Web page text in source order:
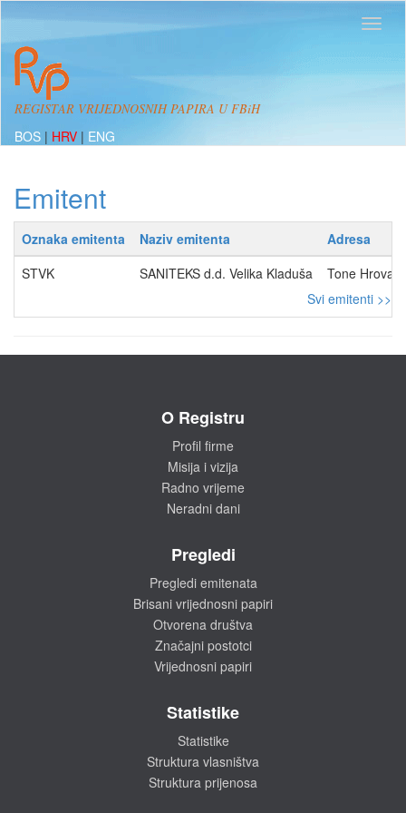
REGISTAR VRIJEDNOSNIH PAPIRA U FBiH
BOS | HRV | ENG
Emitent
Oznaka emitenta Naziv emitenta
Adresa
STVK
SANITEKS d.d. Velika Kladuša
Tone
Svi emitenti >>
O Registru
Profil firme
Misija i vizija
Radno vrijeme
Neradni dani
Pregledi
Pregledi emitenata
Brisani vrijednosni papiri
Otvorena društva
Značajni postotci
Vrijednosni papiri
Statistike
Statistike
Struktura vlasništva
Struktura prijenosa